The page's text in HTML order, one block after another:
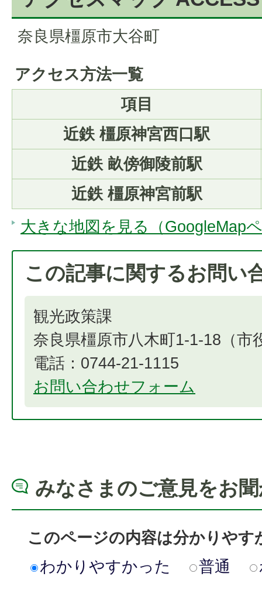
奈良県橿原市大谷町
アクセス方法一覧
項目
近鉄 橿原神宮西口駅
近鉄 畝傍御陵前駅
近鉄 橿原神宮前駅
大きな地図を見る（GoogleMap
この記事に関するお問い
観光政策課
奈良県橿原市八木町1-1-18（市
電話：0744-21-1115
お問い合わせフォーム
みなさまのご意見をお
このページの内容は分かりやす
わかりやすかった
普通